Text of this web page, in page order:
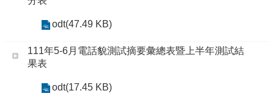
odt(47.49 KB)
111年5-6月電話貌測試摘要彙總表暨上半年測試結
果表
odt(17.45 KB)